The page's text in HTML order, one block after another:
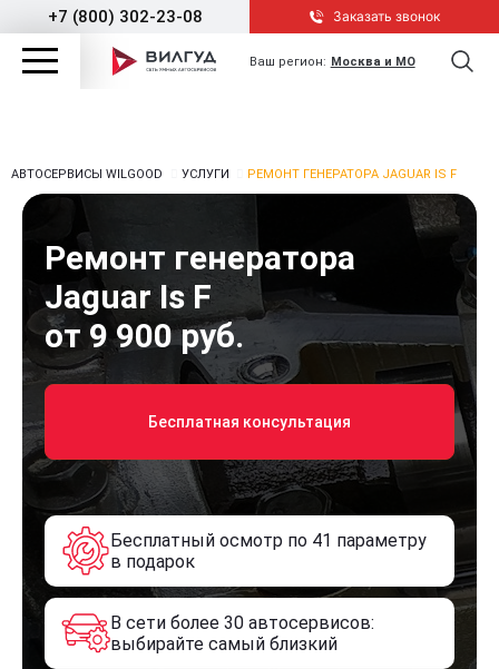
+7 (800) 302-23-08 Заказать звонок
Ваш регион: Москва и МО
АВТОСЕРВИСЫ WILGOOD УСЛУГИ РЕМОНТ ГЕНЕРАТОРА JAGUAR IS F
Ремонт генератора
Jaguar Is F
от 9 900 руб.
Бесплатная консультация
Бесплатный осмотр по 41 параметру
в подарок
В сети более 30 автосервисов:
выбирайте самый близкий